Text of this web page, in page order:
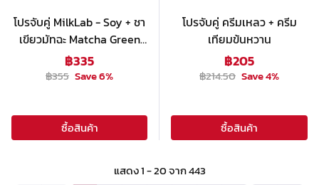
โปรจับคู่ MilkLab - Soy + ชา
เขียวมัทฉะ Matcha Green
Tea Base
฿335
฿355 Save6%
ซื้อสินค้า
โปรจับคู่ ครีมเหลว + ครีม
เทียมข้นหวาน
฿205
฿214.50 Save4%
ซื้อสินค้า
แสดง1-20จาก443